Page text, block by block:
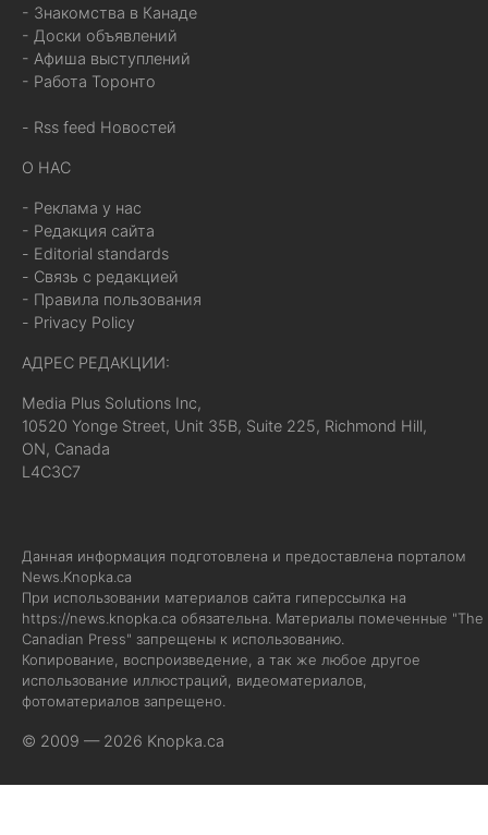
- Знакомства в Канаде
- Доски объявлений
- Афиша выступлений
- Работа Торонто
- Rss feed Новостей
О НАС
- Реклама у нас
- Редакция сайта
- Editorial standards
- Связь с редакцией
- Правила пользования
- Privacy Policy
АДРЕС РЕДАКЦИИ:
Media Plus Solutions Inc,
10520 Yonge Street, Unit 35B, Suite 225, Richmond Hill,
ON, Canada
L4C3C7
Данная информация подготовлена и предоставлена порталом
News.Knopka.ca
При использовании материалов сайта гиперссылка на
https://news.knopka.ca обязательна. Материалы помеченные "The
Canadian Press" запрещены к использованию.
Копирование, воспроизведение, а так же любое другое
использование иллюстраций, видеоматериалов,
фотоматериалов запрещено.
© 2009 — 2026 Knopka.ca